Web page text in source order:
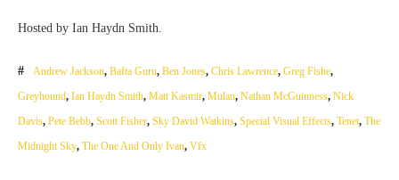
Hosted by Ian Haydn Smith.
Andrew Jackson, Bafta Guru, Ben Jones, Chris Lawrence, Greg Fishe,
Greyhound, Ian Haydn Smith, Matt Kasmir, Mulan, Nathan McGuinness, Nick
Davis, Pete Bebb, Scott Fisher, Sky David Watkins, Special Visual Effects, Tenet, The
Midnight Sky, The One And Only Ivan, Vfx